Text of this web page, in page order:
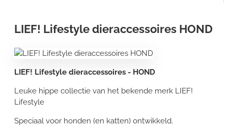
LIEF! Lifestyle dieraccessoires HOND
LIEF! Lifestyle dieraccessoires - HOND
Leuke hippe collectie van het bekende merk LIEF!
Lifestyle
Speciaal voor honden (en katten) ontwikkeld.